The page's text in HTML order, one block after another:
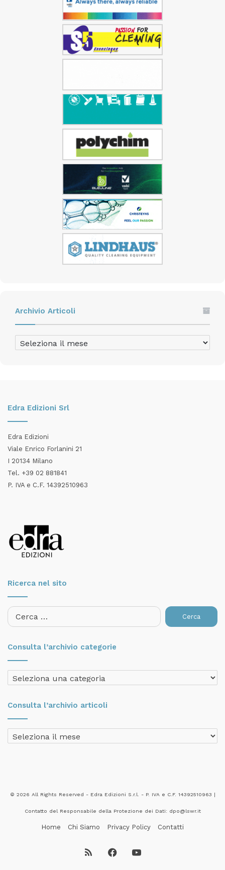
Archivio Articoli
Archivio
Articoli
Edra Edizioni Srl
Edra Edizioni
Viale Enrico Forlanini 21
I 20134 Milano
Tel. +39 02 881841
P. IVA e C.F. 14392510963
Ricerca nel sito
Ricerca
per:
Consulta l’archivio categorie
Consulta
l’archivio
Consulta l’archivio articoli
Consulta
l’archivio
© 2026 All Rights Reserved - Edra Edizioni S.r.l. - P. IVA e C.F. 14392510963 |
Contatto del Responsabile della Protezione dei Dati: dpo@lswr.it
Home Chi Siamo Privacy Policy Contatti
RSS FacebookYouTube